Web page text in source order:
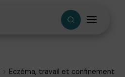
Eczéma, travail et confinement